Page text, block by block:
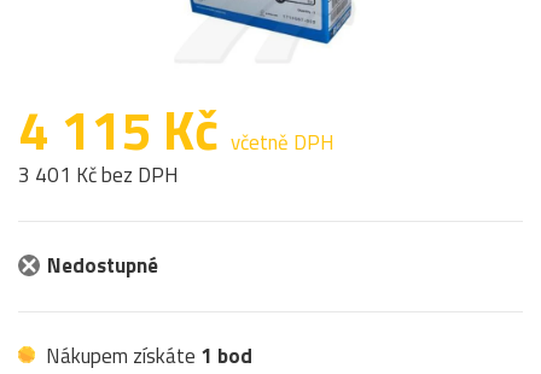
4 115 Kč včetně DPH
3 401 Kč bez DPH
Nedostupné
Nákupem získáte 1 bod